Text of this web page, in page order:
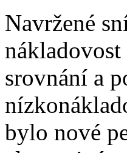
Navržené
srovnání a
bylo nové